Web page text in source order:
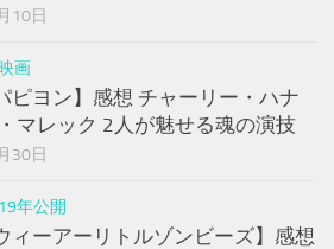
10日
画
ピヨン】感想 チャーリー・ハナ
マレック 2人が魅せる魂の演技
30日
年公開
ィーアーリトルゾンビーズ】感想